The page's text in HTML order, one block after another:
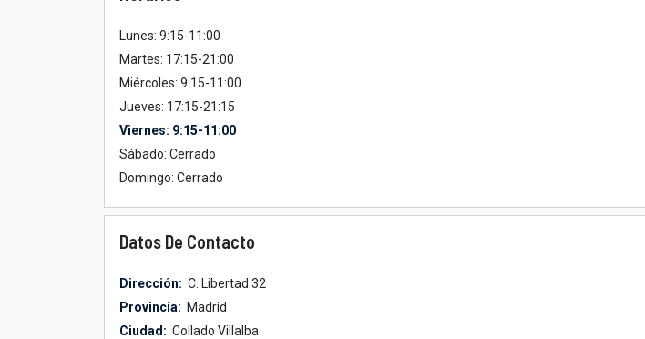
Lunes: 9:15-11:00
Martes: 17:15-21:00
Miércoles: 9:15-11:00
Jueves: 17:15-21:15
Viernes: 9:15-11:00
Sábado: Cerrado
Domingo: Cerrado
Datos De Contacto
Dirección: C. Libertad 32
Provincia: Madrid
Ciudad: Collado Villalba